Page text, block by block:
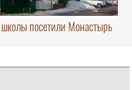
посетили Монастырь